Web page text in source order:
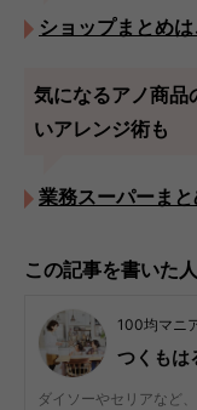
ショップまとめ
気になるアノ商品
いアレンジ術も
業務スーパーま
この記事を書いた人
100均マニ
つくもは
ダイソーやセリアなど